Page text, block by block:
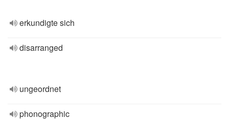
erkundigte sich
disarranged
ungeordnet
phonographic